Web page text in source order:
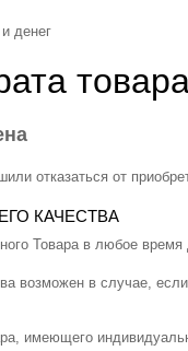
денег
отказаться от
КАЧЕСТВА
Товара в любое
возможен в случае,
имеющего